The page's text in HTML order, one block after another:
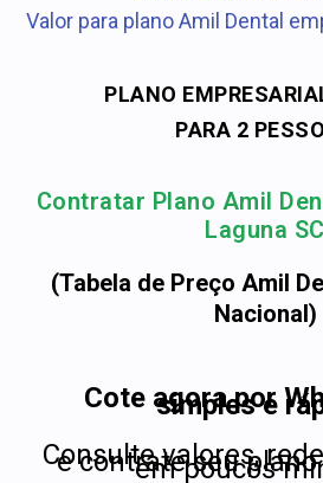
Valor para plano Amil Dental
PLANO
PARA 2
Contratar Plano Amil
Laguna SC
(Tabela de Preço Amil
Nacional)
Cote agora por
simples e
Consulte valores,
e contrate seu
em poucos